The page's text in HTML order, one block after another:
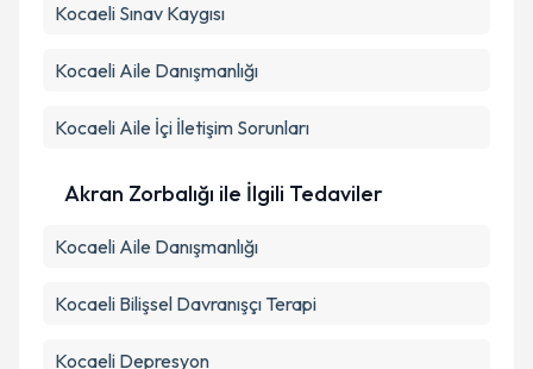
Kocaeli Sınav Kaygısı
Kocaeli Aile Danışmanlığı
Kocaeli Aile İçi İletişim Sorunları
Akran Zorbalığı ile İlgili Tedaviler
Kocaeli Aile Danışmanlığı
Kocaeli Bilişsel Davranışçı Terapi
Kocaeli Depresyon